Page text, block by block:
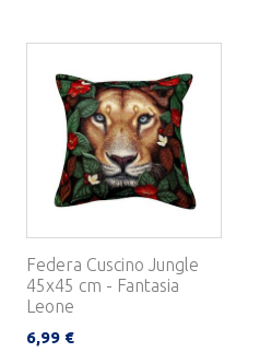
Federa Cuscino Jungle
45x45 cm - Fantasia
Leone
6,99 €